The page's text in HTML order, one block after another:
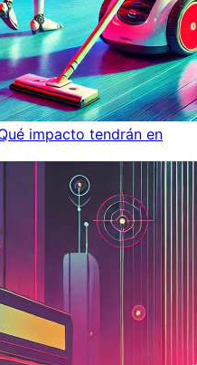
impacto tendrán en